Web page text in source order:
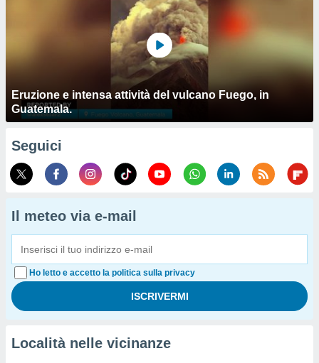
Eruzione e intensa attività del vulcano Fuego, in
Guatemala.
Seguici
Il meteo via e-mail
Ho letto e accetto la politica sulla privacy
Località nelle vicinanze